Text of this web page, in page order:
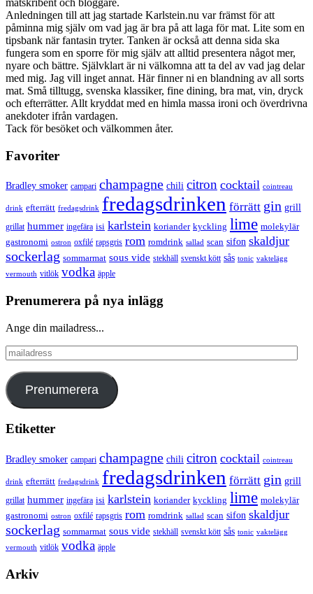
Anledningen till att jag startade Karlstein.nu var främst för att
påminna mig själv om vad jag är bra på att laga för mat. Lite som en
tipsbank när fantasin tryter. Tanken är också att denna sida ska
fungera som en sporre för mig själv att alltid presentera något mer,
nyare och bättre. Självklart är ni välkomna att ta del av vad jag delar
med mig. Jag vill inget annat. Här finner ni en blandning av all sorts
mat. Små tilltugg, svenska klassiker, fine dining, bra mat, vin, dryck
och efterrätter. Allt kryddat med en himla massa ironi och överdrivna
anekdoter ifrån vardagen.
Tack för besöket och välkommen åter.
Favoriter
Bradley smoker campari champagne chili citron cocktail cointreau
drink efterrätt fredagsdrink fredagsdrinken förrätt gin grill
grillat hummer ingefära isi karlstein koriander kyckling lime molekylär
gastronomi ostron oxfilé rapsgris rom romdrink sallad scan sifon skaldjur
sockerlag sommarmat sous vide stekhäll svenskt kött sås tonic vaktelägg
vermouth vitlök vodka äpple
Prenumerera på nya inlägg
Ange din mailadress...
mailadress
Prenumerera
Etiketter
Bradley smoker campari champagne chili citron cocktail cointreau
drink efterrätt fredagsdrink fredagsdrinken förrätt gin grill
grillat hummer ingefära isi karlstein koriander kyckling lime molekylär
gastronomi ostron oxfilé rapsgris rom romdrink sallad scan sifon skaldjur
sockerlag sommarmat sous vide stekhäll svenskt kött sås tonic vaktelägg
vermouth vitlök vodka äpple
Arkiv